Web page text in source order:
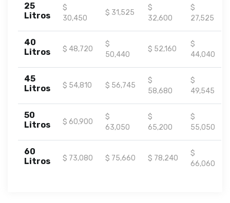
25
Litros
$
30,450
$ 31,525
$
32,600
$
27,525
40
Litros
$ 48,720
$
50,440
$ 52,160
$
44,040
45
Litros
$ 54,810 $ 56,745
$
58,680
$
49,545
50
Litros
$ 60,900
$
63,050
$
65,200
$
55,050
60
Litros
$ 73,080 $ 75,660 $ 78,240
$
66,060